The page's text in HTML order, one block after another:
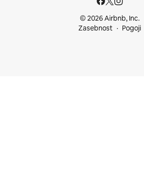
© 2026 Airbnb, Inc.
Zasebnost
Pogoji